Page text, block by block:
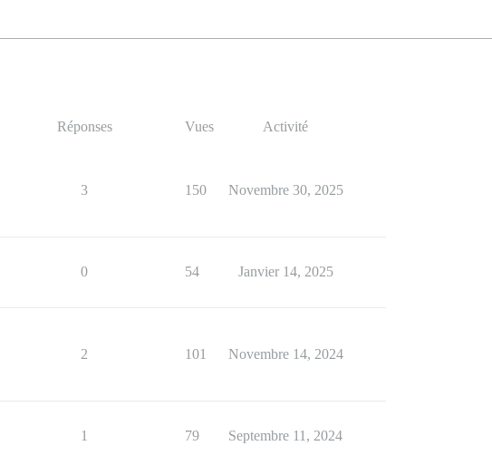
Réponses Vues Activité
3 150 Novembre 30, 2025
0 54 Janvier 14, 2025
2 101 Novembre 14, 2024
1 79 Septembre 11, 2024